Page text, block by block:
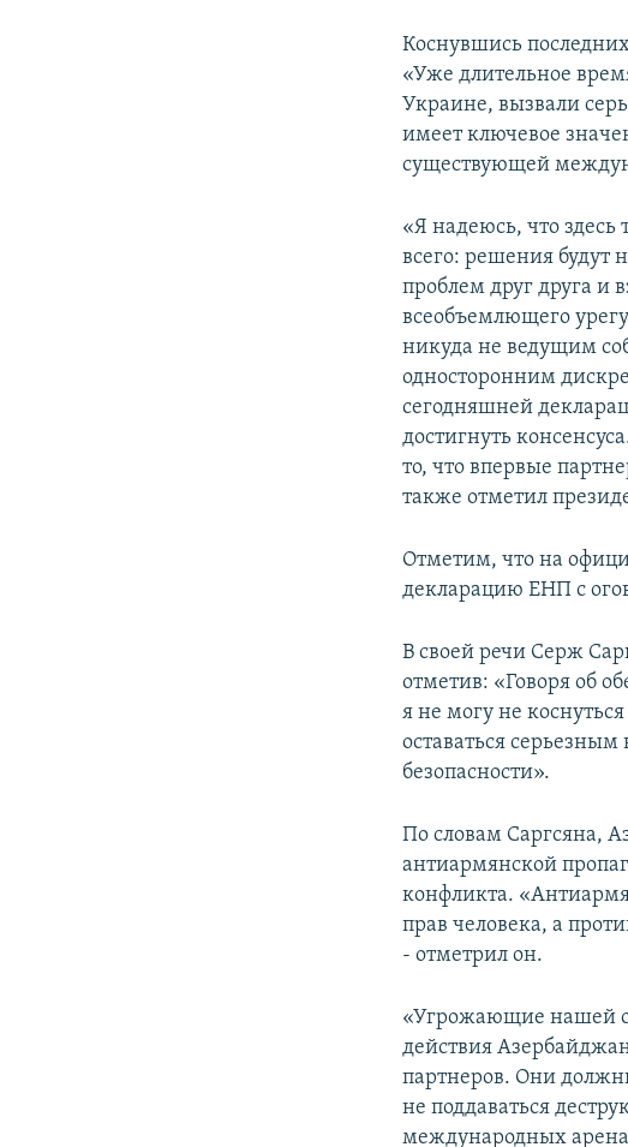
Коснувшись
«Уже длительное
Украине, вызвали
имеет ключевое
существующей
«Я надеюсь, что
всего: решения
проблем друг друга и
всеобъемлющего
никуда не ведущим
односторонним
сегодняшней
достигнуть
то, что впервые
также отметил
Отметим, что на
декларацию ЕНП с
В своей речи Серж
отметив: «Говоря об
я не могу не
оставаться
безопасности».
По словам Саргсяна,
антиармянской
конфликта.
прав человека, а
- отметрил он.
«Угрожающие нашей
действия
партнеров. Они
не поддаваться
международных